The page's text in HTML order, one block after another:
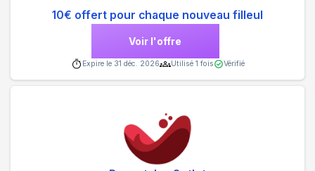
10€ offert pour chaque nouveau filleul
Voir l'offre
Expire le 31 déc. 2026 Utilisé 1 fois Vérifié